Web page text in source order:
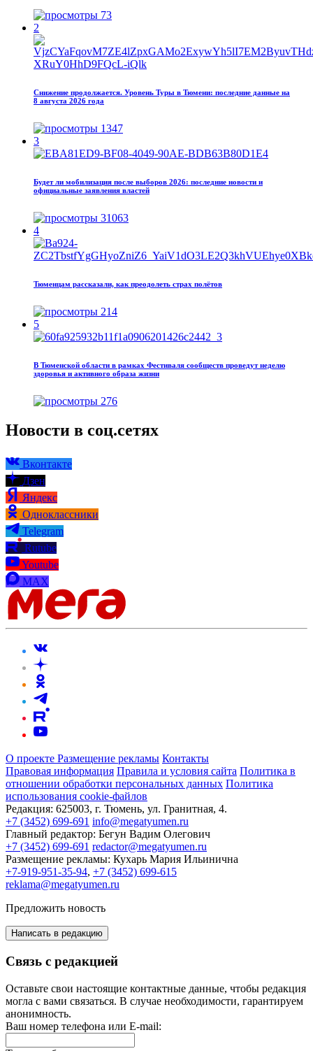
73
2
Снижение продолжается. Уровень Туры в Тюмени: последние данные на
8 августа 2026 года
1347
3
Будет ли мобилизация после выборов 2026: последние новости и
официальные заявления властей
31063
4
Тюменцам рассказали, как преодолеть страх полётов
214
5
В Тюменской области в рамках Фестиваля сообществ проведут неделю
здоровья и активного образа жизни
276
Новости в соц.сетях
Вконтакте
Дзен
Яндекс
Одноклассники
Telegram
Rutube
Youtube
MAX
О проекте Размещение рекламы Контакты
Правовая информация Правила и условия сайта Политика в
отношении обработки персональных данных Политика
использования cookie-файлов
Редакция: 625003, г. Тюмень, ул. Гранитная, 4.
+7 (3452) 699-691 info@megatyumen.ru
Главный редактор: Бегун Вадим Олегович
+7 (3452) 699-691 redactor@megatyumen.ru
Размещение рекламы: Кухарь Мария Ильинична
+7-919-951-35-94, +7 (3452) 699-615
reklama@megatyumen.ru
Предложить новость
Написать в редакцию
Связь с редакцией
Оставьте свои настоящие контактные данные, чтобы редакция
могла с вами связаться. В случае необходимости, гарантируем
анонимность.
Ваш номер телефона или E-mail: